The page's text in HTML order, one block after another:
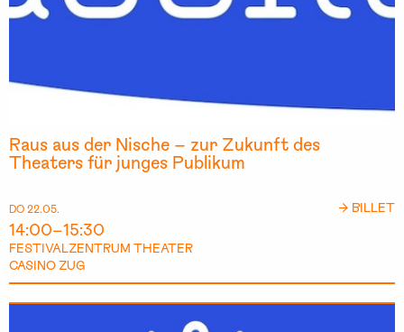
DO 22.05.
14:00–15:30
FESTIVALZENTRUM THEATER
CASINO ZUG
Raus aus der Nische – zur Zukunft des
Theaters für junges Publikum
→ BILLET